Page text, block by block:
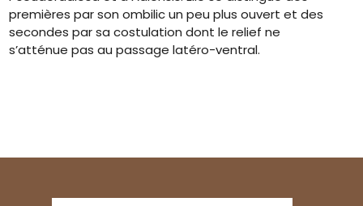
premières par son ombilic un peu plus ouvert et des
secondes par sa costulation dont le relief ne
s’atténue pas au passage latéro-ventral.